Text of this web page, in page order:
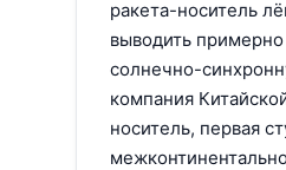
ракета-носитель
выводить
солнечно-
компания
носитель, первая